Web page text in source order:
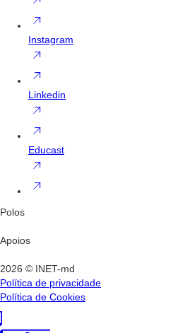
Instagram
Linkedin
Educast
Polos
Apoios
2026 © INET-md
Política de privacidade
Política de Cookies